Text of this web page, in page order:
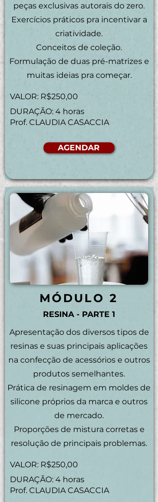
peças exclusivas autorais do zero.
Exercícios práticos pra incentivar a
criatividade.
Conceitos de coleção.
Formulação de duas pré-matrizes e
muitas ideias pra começar.
VALOR: R$250,00
DURAÇÃO: 4 horas
Prof. CLAUDIA CASACCIA
AGENDAR
MÓDULO 2
RESINA - PARTE 1
Apresentação dos diversos tipos de
resinas e suas principais aplicações
na confecção de acessórios e outros
produtos semelhantes.
Prática de resinagem em moldes de
silicone próprios da marca e outros
de mercado.
Proporções de mistura corretas e
resolução de principais problemas.
VALOR: R$250,00
DURAÇÃO: 4 horas
Prof. CLAUDIA CASACCIA